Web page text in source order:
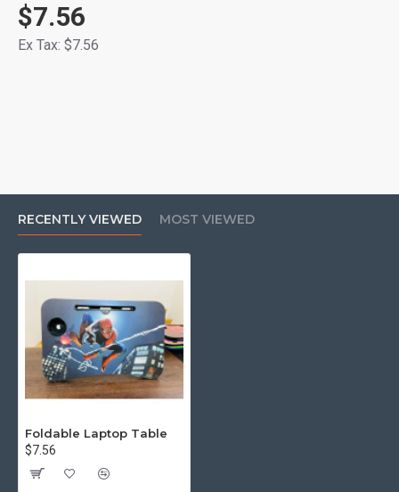
$7.56
Ex Tax: $7.56
RECENTLY VIEWED MOST VIEWED
Foldable Laptop Table
$7.56